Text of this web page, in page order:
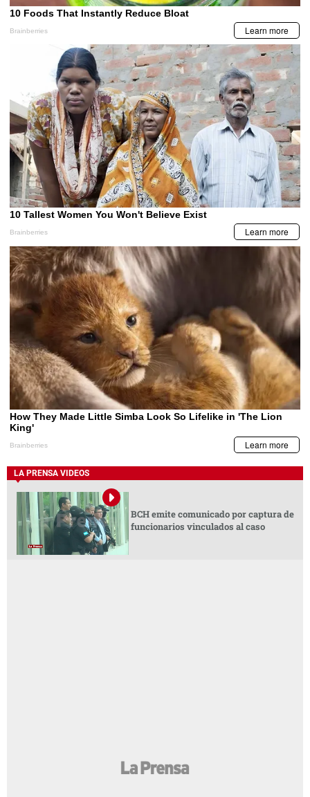
LA PRENSA VIDEOS
BCH emite comunicado por captura de
funcionarios vinculados al caso